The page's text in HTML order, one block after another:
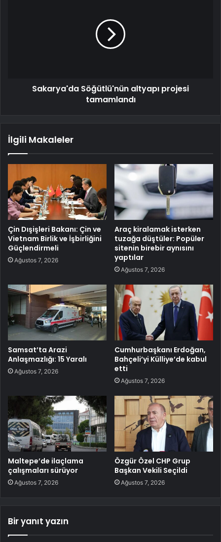
Sakarya'da Söğütlü'nün altyapı projesi
tamamlandı
İlgili Makaleler
Çin Dışişleri Bakanı: Çin ve
Vietnam Birlik ve İşbirliğini
Güçlendirmeli
Ağustos 7, 2026
Araç kiralamak isterken
tuzağa düştüler: Popüler
sitenin birebir aynısını
yaptılar
Ağustos 7, 2026
Samsat’ta Arazi
Anlaşmazlığı: 15 Yaralı
Ağustos 7, 2026
Cumhurbaşkanı Erdoğan,
Bahçeli’yi Külliye’de kabul
etti
Ağustos 7, 2026
Maltepe’de ilaçlama
çalışmaları sürüyor
Ağustos 7, 2026
Özgür Özel CHP Grup
Başkan Vekili Seçildi
Ağustos 7, 2026
Bir yanıt yazın